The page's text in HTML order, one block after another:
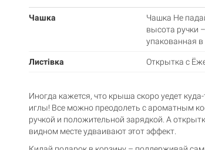
Чашка
Чашка Не
высота ручки
упакованная
Листівка Открытка с
Иногда кажется, что крыша скоро уедет
иглы! Все можно преодолеть с ароматным
ручкой и положительной зарядкой. А
видном месте удваивают этот эффект.